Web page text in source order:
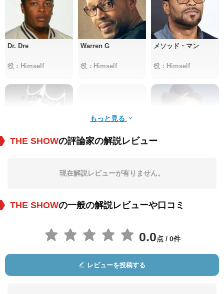
Dr. Dre
役：Himself
Warren G
役：Himself
メソッド・マン
役：Himself
役：Himself 役：Himself
Kid Capri
もっと見る
THE SHOWの評論家の解説レビュー
現在解説レビューが有りません。
THE SHOWの一般の解説レビューや口コミ
0.0点 / 0件
レビューを投稿する